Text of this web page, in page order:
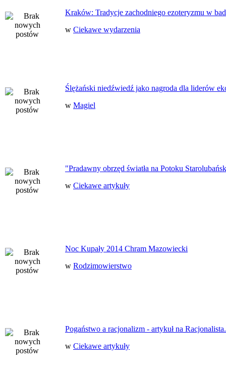
Kraków: Tradycje zachodniego ezoteryzmu w
w Ciekawe wydarzenia
Ślężański niedźwiedź jako nagroda dla liderów
w Magiel
"Pradawny obrzęd światła na Potoku
w Ciekawe artykuły
Noc Kupały 2014 Chram Mazowiecki
w Rodzimowierstwo
Pogaństwo a racjonalizm - artykuł na
w Ciekawe artykuły